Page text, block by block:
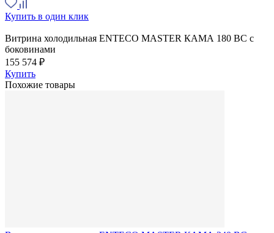
Купить в один клик
Витрина холодильная ENTECO MASTER КАМА 180 BC с
боковинами
155 574 ₽
Купить
Похожие товары